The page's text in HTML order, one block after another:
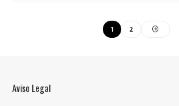
1 2
Aviso Legal